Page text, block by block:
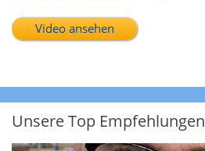
Video ansehen
Unsere Top Empfehlungen